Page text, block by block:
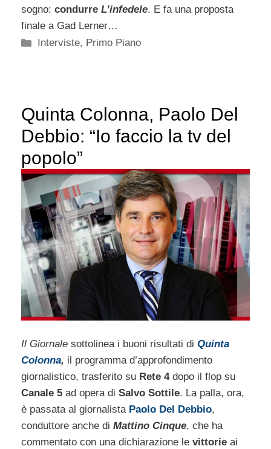
sogno: condurre L’infedele. E fa una proposta
finale a Gad Lerner…
Categorie
Interviste, Primo Piano
Quinta Colonna, Paolo Del
Debbio: “Io faccio la tv del
popolo”
Il Giornale sottolinea i buoni risultati di Quinta
Colonna, il programma d’approfondimento
giornalistico, trasferito su Rete 4dopo il flop su
Canale 5 ad opera di Salvo Sottile. La palla, ora,
è passata al giornalista Paolo Del Debbio,
conduttore anche di Mattino Cinque, che ha
commentato con una dichiarazione le vittorie ai